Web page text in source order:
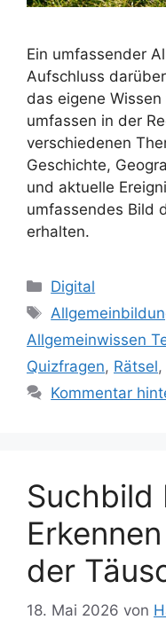
Ein umfassender
Aufschluss
das eigene
umfassen in der
verschiedenen
Geschichte,
und aktuelle
umfassendes Bild
erhalten.
Kategorien
Digital
Schlagwörter
Allgemeinwissen
Quizfragen, Rätsel,
Kommentar
Suchbild
der
18. Mai 2026 von